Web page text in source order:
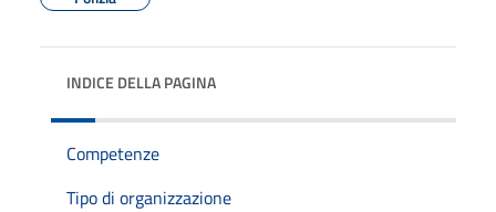
INDICE DELLA PAGINA
Competenze
Tipo di organizzazione